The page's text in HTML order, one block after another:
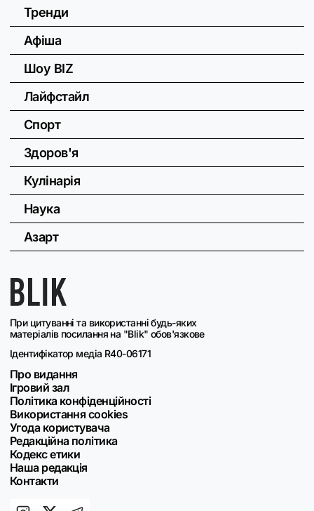
При цитуванні та використанні будь-яких
матеріалів посилання на "Blik" обов'язкове
Ідентифікатор медіа R40-06171
Про видання
Ігровий зал
Політика конфіденційності
Використання cookies
Угода користувача
Редакційна політика
Кодекс етики
Наша редакція
Контакти
Тренди
Афіша
Шоу BIZ
Лайфстайл
Спорт
Здоров'я
Кулінарія
Наука
Азарт